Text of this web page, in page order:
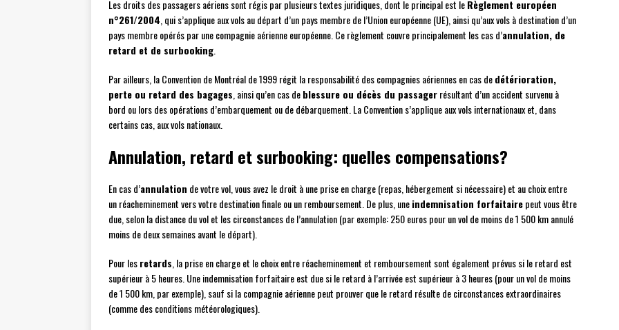
Les droits des passagers aériens sont régis par plusieurs textes juridiques, dont le principal est leRèglement européen
n°261/2004 , qui s’applique aux vols au départ d’un pays membre de l’Union européenne (UE), ainsi qu’aux vols à destination d’un
pays membre opérés par une compagnie aérienne européenne. Ce règlement couvre principalement les cas d’annulation, de
retard et de surbooking
Par ailleurs, la Convention de Montréal de 1999 régit la responsabilité des compagnies aériennes en cas dedétérioration,
perte ou retard des bagages , ainsi qu’en cas deblessure ou décès du passagerrésultant d’un accident survenu à
bord ou lors des opérations d’embarquement ou de débarquement. La Convention s’applique aux vols internationaux et, dans
certains cas, aux vols nationaux.
Annulation, retard et surbooking: quelles compensations?
En cas d’annulation de votre vol, vous avez le droit à une prise en charge (repas, hébergement si nécessaire) et au choix entre
un réacheminement vers votre destination finale ou un remboursement. De plus, uneindemnisation forfaitairepeut vous être
due, selon la distance du vol et les circonstances de l’annulation (par exemple: 250 euros pour un vol de moins de 1 500 km annulé
moins de deux semaines avant le départ).
Pour lesretards , la prise en charge et le choix entre réacheminement et remboursement sont également prévus si le retard est
supérieur à 5 heures. Une indemnisation forfaitaire est due si le retard à l’arrivée est supérieur à 3 heures (pour un vol de moins
de 1 500 km, par exemple), sauf si la compagnie aérienne peut prouver que le retard résulte de circonstances extraordinaires
(comme des conditions météorologiques).